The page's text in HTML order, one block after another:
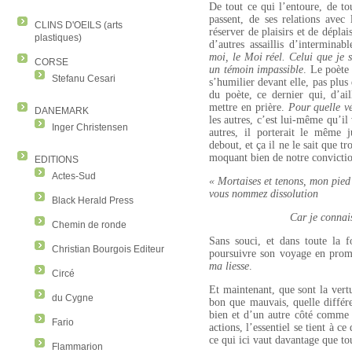
CLINS D'OEILS (arts
plastiques)
CORSE
Stefanu Cesari
DANEMARK
Inger Christensen
EDITIONS
Actes-Sud
Black Herald Press
Chemin de ronde
Christian Bourgois Editeur
Circé
du Cygne
Fario
Flammarion
De tout ce qui l’entoure, de
passent, de ses relations
réserver de plaisirs et de
d’autres assaillis
moi, le Moi réel. Celui que je
un témoin impassible. Le
s’humilier devant elle, pas plus
du poète, ce dernier qui,
mettre en prière. Pour quelle
les autres, c’est lui-même
autres, il porterait le même
debout, et ça il ne le sait que
moquant bien de notre
« Mortaises et tenons, mon
vous nommez dissolution
Car je
Sans souci, et dans toute la
poursuivre son voyage en
ma liesse.
Et maintenant, que sont la
bon que mauvais, quelle
bien et d’un autre côté
actions, l’essentiel se tient à
ce qui ici vaut davantage que